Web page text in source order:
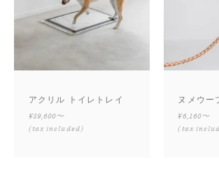
アクリル トイレトレイ
¥39,600〜
(tax included)
ヌメウー
¥6,160〜
(tax